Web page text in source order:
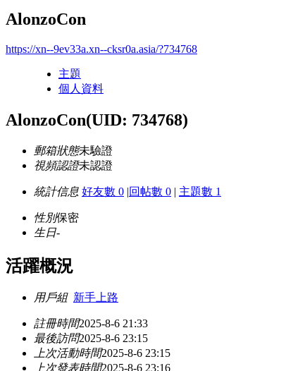
AlonzoCon
https://xn--9ev33a.xn--cksr0a.asia/?734768
主題
個人資料
AlonzoCon(UID: 734768)
郵箱狀態未驗證
視頻認證未認證
統計信息 好友數 0 |回帖數 0 | 主題數 1
性別保密
生日-
活躍概況
用戶組 新手上路
註冊時間2025-8-6 21:33
最後訪問2025-8-6 23:15
上次活動時間2025-8-6 23:15
上次發表時間2025-8-6 23:16